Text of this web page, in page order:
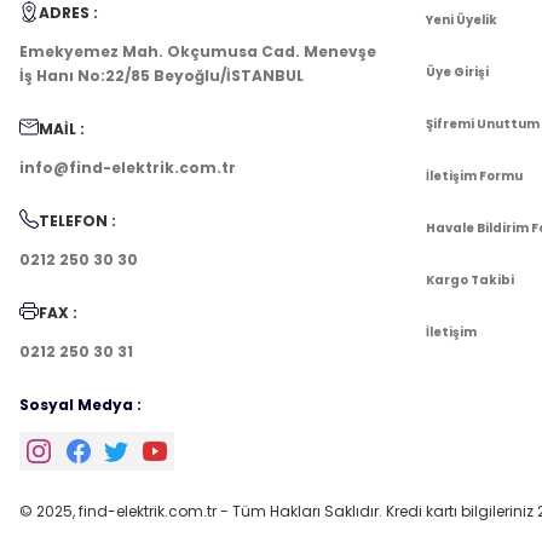
ADRES :
Emekyemez Mah. Okçumusa Cad. Menevşe
İş Hanı No:22/85 Beyoğlu/İSTANBUL
MAİL :
info@find-elektrik.com.tr
TELEFON :
0212 250 30 30
FAX :
0212 250 30 31
Sosyal Medya :
Yeni Üyelik
Üye Girişi
Şifremi Unuttum
İletişim Formu
Havale Bildirim
Kargo Takibi
İletişim
© 2025, find-elektrik.com.tr - Tüm Hakları Saklıdır. Kredi kartı